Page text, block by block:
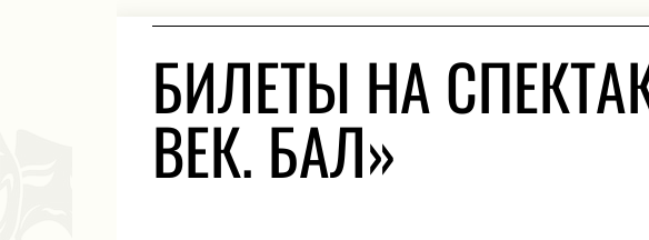
БИЛЕТЫ НА
ВЕК. БАЛ»